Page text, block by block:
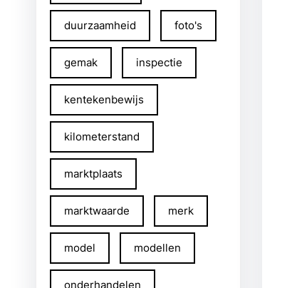
duurzaamheid foto's
gemak inspectie
kentekenbewijs
kilometerstand
marktplaats
marktwaarde merk
model modellen
onderhandelen